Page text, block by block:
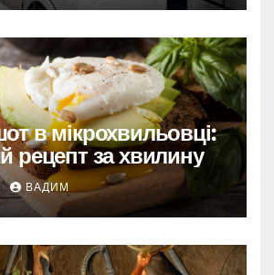
в мікрохвильовці:
рецепт за хвилину
ВАДИМ